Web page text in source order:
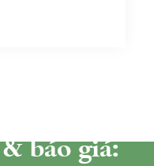
báo giá: